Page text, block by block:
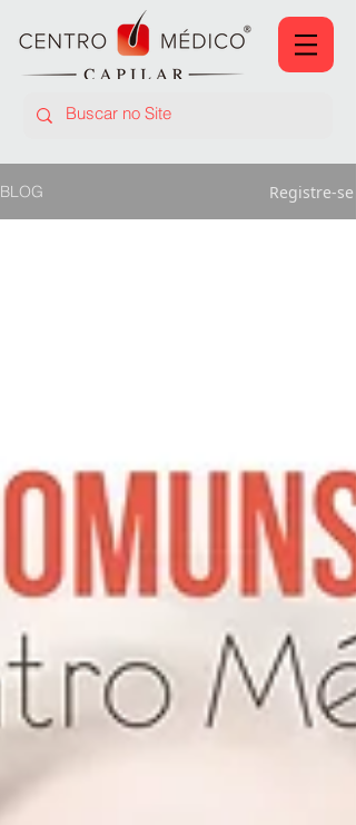
BLOG Registre-se